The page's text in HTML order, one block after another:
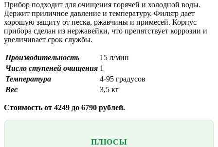
Прибор подходит для очищения горячей и холодной воды.
Держит приличное давление и температуру. Фильтр дает
хорошую защиту от песка, ржавчины и примесей. Корпус
прибора сделан из нержавейки, что препятствует коррозии и
увеличивает срок службы.
Производительность
15 л/мин
Число ступеней очищения 1
Температура
4-95 градусов
Вес
3,5 кг
Стоимость от 4249 до 6790 рублей.
ПЛЮСЫ